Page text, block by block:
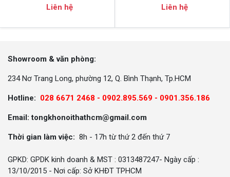
Liên hệ Liên hệ
Showroom & văn phòng:
234 Nơ Trang Long, phường 12, Q. Bình Thạnh, Tp.HCM
Hotline: 028 6671 2468 - 0902.895.569 - 0901.356.186
Email: tongkhonoithathcm@gmail.com
Thời gian làm việc: 8h - 17h từ thứ 2 đến thứ 7
GPKD: GPDK kinh doanh & MST : 0313487247- Ngày cấp :
13/10/2015 - Nơi cấp: Sở KHĐT TPHCM